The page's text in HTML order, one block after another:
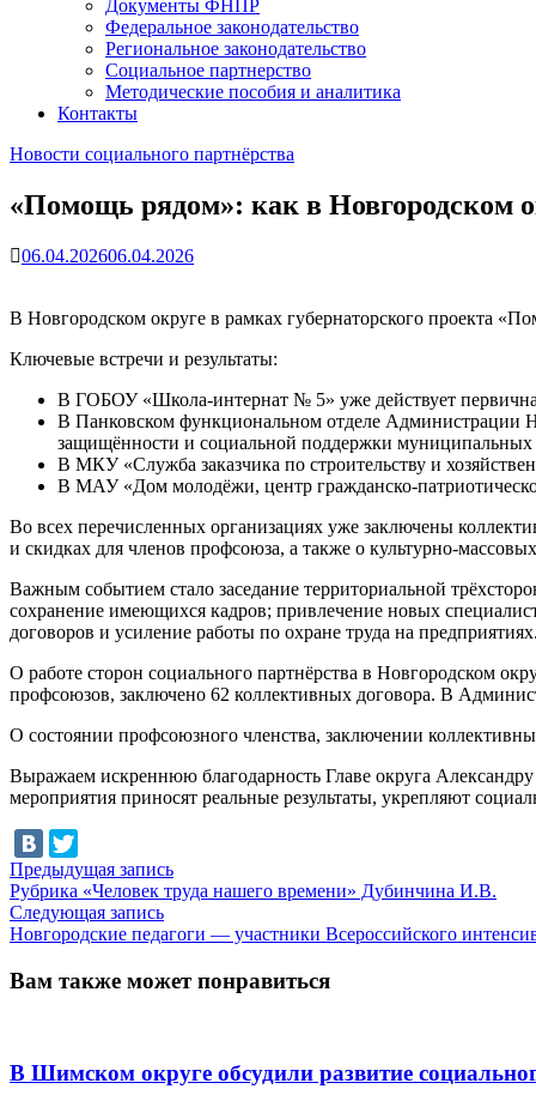
Документы ФНПР
Федеральное законодательство
Региональное законодательство
Социальное партнерство
Методические пособия и аналитика
Контакты
Новости социального партнёрства
«Помощь рядом»: как в Новгородском
06.04.202606.04.2026
В Новгородском округе в рамках губернаторского проекта
Ключевые встречи и результаты:
В ГОБОУ «Школа-интернат № 5» уже действует
В Панковском функциональном отделе Администрации
защищённости и социальной поддержки
В МКУ «Служба заказчика по строительству и
В МАУ «Дом молодёжи, центр гражданско-
Во всех перечисленных организациях уже заключены
и скидках для членов профсоюза, а также о культурно-
Важным событием стало заседание территориальной
сохранение имеющихся кадров; привлечение новых
договоров и усиление работы по охране труда на
О работе сторон социального партнёрства в Новгородском
профсоюзов, заключено 62 коллективных договора. В
О состоянии профсоюзного членства, заключении
Выражаем искреннюю благодарность Главе округа
мероприятия приносят реальные результаты, укрепляют
Навигация
по
записям
Предыдущая записьПредыдущая
запись:
Рубрика «Человек труда нашего времени» Дубинчина И.В.
Следующая записьСледующая
запись:
Новгородские педагоги — участники Всероссийского
Вам также может понравиться
В Шимском округе обсудили развитие